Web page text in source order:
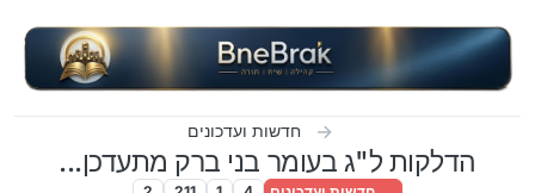
חדשות ועדכונים
הדלקות ל"ג בעומר בני ברק מתעדכן...